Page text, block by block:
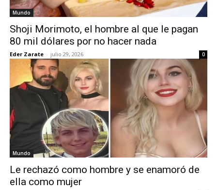
Mundo
Shoji Morimoto, el hombre al que le pagan
80 mil dólares por no hacer nada
Eder Zarate - julio 29, 2026 0
Mundo
Le rechazó como hombre y se enamoró de
ella como mujer